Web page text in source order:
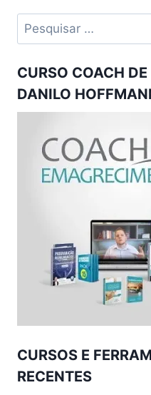
Pesquisar
por:
CURSO COACH
DANILO
CURSOS E
RECENTES